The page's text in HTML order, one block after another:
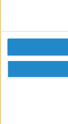
Vi verkar för
värdeskapare